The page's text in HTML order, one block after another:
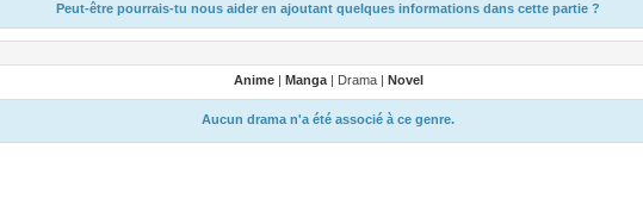
Peut-être pourrais-tu nous aider en ajoutant quelques informations dans cette partie ?
Anime| Manga| Drama | Novel
Aucun drama n'a été associé à ce genre.